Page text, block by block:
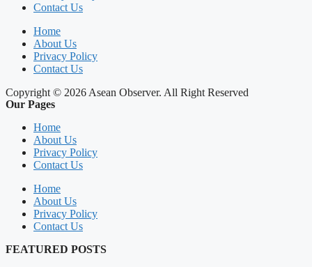
Contact Us
Home
About Us
Privacy Policy
Contact Us
Copyright © 2026 Asean Observer. All Right Reserved
Our Pages
Home
About Us
Privacy Policy
Contact Us
Home
About Us
Privacy Policy
Contact Us
FEATURED POSTS